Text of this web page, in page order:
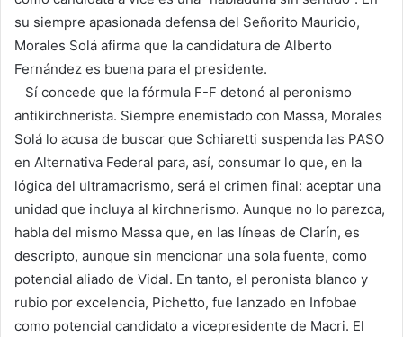
su siempre apasionada defensa del Señorito Mauricio,
Morales Solá afirma que la candidatura de Alberto
Fernández es buena para el presidente.
Sí concede que la fórmula F-F detonó al peronismo
antikirchnerista. Siempre enemistado con Massa, Morales
Solá lo acusa de buscar que Schiaretti suspenda las PASO
en Alternativa Federal para, así, consumar lo que, en la
lógica del ultramacrismo, será el crimen final: aceptar una
unidad que incluya al kirchnerismo. Aunque no lo parezca,
habla del mismo Massa que, en las líneas de Clarín, es
descripto, aunque sin mencionar una sola fuente, como
potencial aliado de Vidal. En tanto, el peronista blanco y
rubio por excelencia, Pichetto, fue lanzado en Infobae
como potencial candidato a vicepresidente de Macri. El